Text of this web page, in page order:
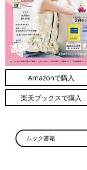
Amazonで購入
楽天ブックスで購入
ムック書籍